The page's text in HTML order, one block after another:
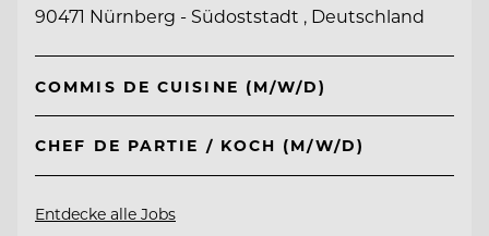
90471 Nürnberg - Südoststadt , Deutschland
COMMIS DE CUISINE (M/W/D)
CHEF DE PARTIE / KOCH (M/W/D)
Entdecke alle Jobs